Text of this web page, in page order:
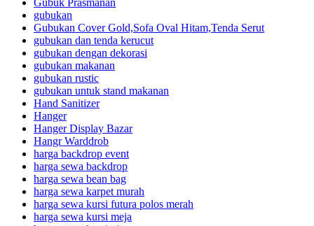
gubukan
Gubukan Cover Gold,Sofa Oval Hitam,Tenda Serut
gubukan dan tenda kerucut
gubukan dengan dekorasi
gubukan makanan
gubukan rustic
gubukan untuk stand makanan
Hand Sanitizer
Hanger
Hanger Display Bazar
Hangr Warddrob
harga backdrop event
harga sewa backdrop
harga sewa bean bag
harga sewa karpet murah
harga sewa kursi futura polos merah
harga sewa kursi meja